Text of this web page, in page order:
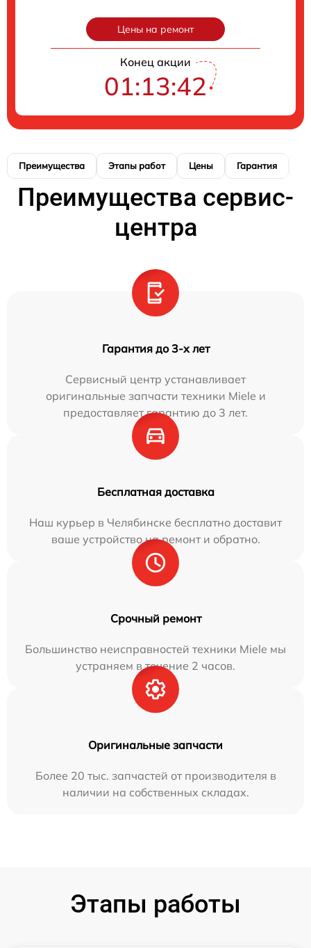
Цены на ремонт
Конец акции
01:13:41
Преимущества Этапы работ Цены Гарантия
Преимущества сервис-
центра
Гарантия до 3-х лет
Сервисный центр устанавливает
оригинальные запчасти техники Miele и
предоставляет гарантию до 3 лет.
Бесплатная доставка
Наш курьер в Челябинске бесплатно доставит
ваше устройство на ремонт и обратно.
Срочный ремонт
Большинство неисправностей техники Miele мы
устраняем в течение 2 часов.
Оригинальные запчасти
Более 20 тыс. запчастей от производителя в
наличии на собственных складах.
Этапы работы